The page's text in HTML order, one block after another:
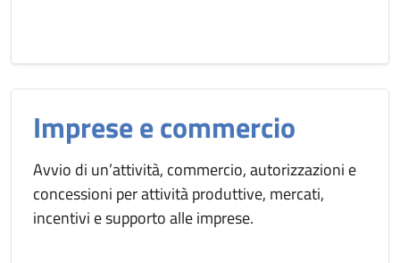
Imprese e commercio
Avvio di un’attività, commercio, autorizzazioni e
concessioni per attività produttive, mercati,
incentivi e supporto alle imprese.